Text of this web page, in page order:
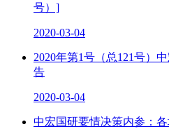
号）]
2020-03-04
2020年第1号（总121号）
告
2020-03-04
中宏国研要情决策内参：